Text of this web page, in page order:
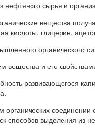
нефтяного сырья и
вещества
кислоты, глицерин,
органического
вещества и его
развивающегося
соединении
способов выделения из